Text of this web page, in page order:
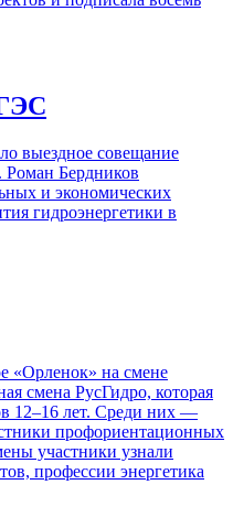
выездное совещание
Роман Бердников
и экономических
гидроэнергетики в
«Орленок» на смене
смена РусГидро, которая
12–16 лет. Среди них —
профориентационных
участники узнали
профессии энергетика